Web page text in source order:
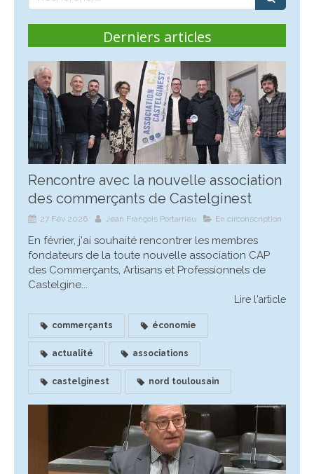
Derniers articles
Rencontre avec la nouvelle association
des commerçants de Castelginest
27 Fév 2026 Jean François Portarrieu En circonscription
En février, j'ai souhaité rencontrer les membres
fondateurs de la toute nouvelle association CAP
des Commerçants, Artisans et Professionnels de
Castelgine...
Lire l'article
commerçants économie
actualité associations
castelginest nord toulousain